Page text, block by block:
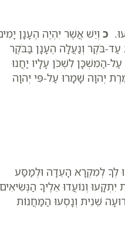
כ וְיֵשׁ אֲשֶׁר יִהְיֶה הֶעָנָן
עַד-בֹּקֶר וְנַעֲלָה הֶעָנָן בַּבֹּקֶר
הַמִּשְׁכָּן לִשְׁכֹּן עָלָיו יַחֲנוּ
יְהוָה שָׁמָרוּ עַל-פִּי יְהוָה
לְךָ לְמִקְרָא הָעֵדָה וּלְמַסַּע
וְנוֹעֲדוּ אֵלֶיךָ הַנְּשִׂיאִים
שֵׁנִית וְנָסְעוּ הַמַּחֲנוֹת